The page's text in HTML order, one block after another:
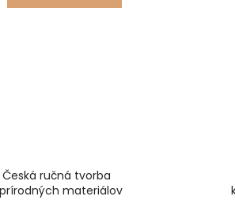
Česká ručná tvorba
materiálov